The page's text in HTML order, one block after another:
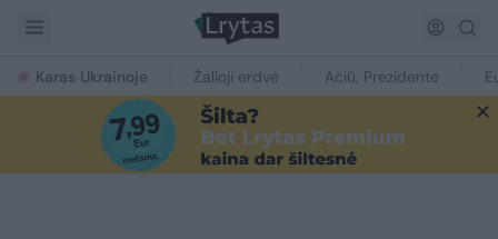
Karas Ukrainoje Žalioji erdvė Ačiū, Prezidente